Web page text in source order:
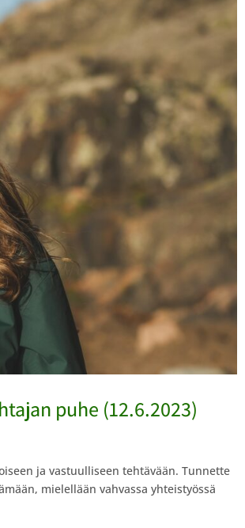
puhe (12.6.2023)
ja vastuulliseen tehtävään. Tunnette
mielellään vahvassa yhteistyössä